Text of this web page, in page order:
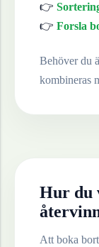
👉
👉 Forsla
Behöver du
kombineras
Hur du
Att boka